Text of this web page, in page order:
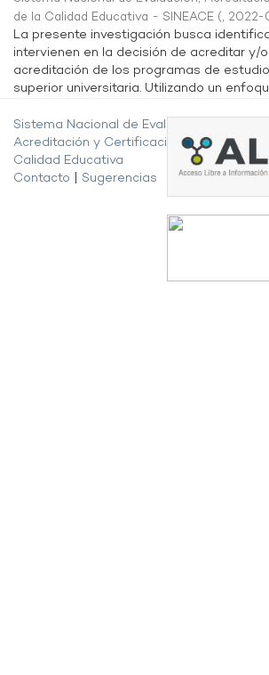
de la Calidad Educativa - SINEACE (, 2022-
La presente investigación busca
intervienen en la decisión de acreditar y/
acreditación de los programas de
superior universitaria. Utilizando un
Sistema Nacional de Evaluación,
Acreditación y Certificación de la
Calidad Educativa
Contacto
Sugerencias